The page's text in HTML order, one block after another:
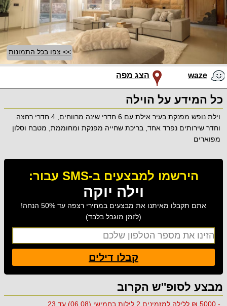
>> צפו בכל התמונות
waze הצג מפה
כל המידע על הוילה
וילת נופש מפנקת בעיר אילת עם 6 חדרי שינה מרווחים, 4 חדרי רחצה
וחדר שירותים נפרד אחד, בריכת שחייה מפנקת ומחוממת, מטבח וסלון
מפוארים
הירשמו למבצעים ב-SMS עבור:
וילה יוקה
אתם תקבלו מאיתנו את מבצעים במחירי רצפה עד 50% הנחה!
(לזמן מוגבל בלבד)
קבלו דילים
מבצע לסופ''ש הקרוב
- 5000 ₪ ללילה למזמינים 2 לילות בחמישי (06.08) עד 23